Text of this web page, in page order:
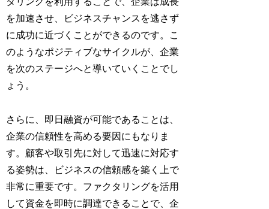
を加速させ、ビジネスチャンスを逃さず
に成功に近づくことができるのです。こ
のようなポジティブなサイクルが、企業
を次のステージへと導いていくことでし
ょう。
さらに、即日融資が可能であることは、
企業の信頼性を高める要因にもなりま
す。顧客や取引先に対して迅速に対応す
る姿勢は、ビジネスの信頼感を築く上で
非常に重要です。ファクタリングを活用
して資金を即時に調達できることで、企